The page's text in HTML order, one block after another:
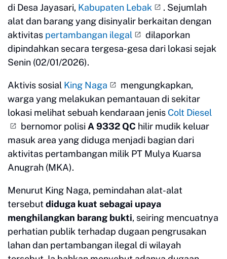
di Desa Jayasari, Kabupaten Lebak
. Sejumlah
alat dan barang yang disinyalir berkaitan dengan
aktivitas pertambangan ilegal
dilaporkan
dipindahkan secara tergesa-gesa dari lokasi sejak
Senin (02/01/2026).
Aktivis sosial King Naga
mengungkapkan,
warga yang melakukan pemantauan di sekitar
lokasi melihat sebuah kendaraan jenis Colt Diesel
bernomor polisi A 9332 QC hilir mudik keluar
masuk area yang diduga menjadi bagian dari
aktivitas pertambangan milik PT Mulya Kuarsa
Anugrah (MKA).
Menurut King Naga, pemindahan alat-alat
tersebutdiduga kuat sebagai upaya
menghilangkan barang bukti, seiring mencuatnya
perhatian publik terhadap dugaan pengrusakan
lahan dan pertambangan ilegal di wilayah